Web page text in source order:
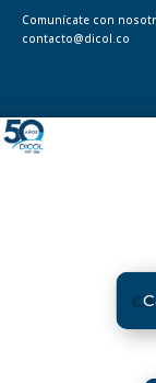
Comunícate con
contacto@dicol.co